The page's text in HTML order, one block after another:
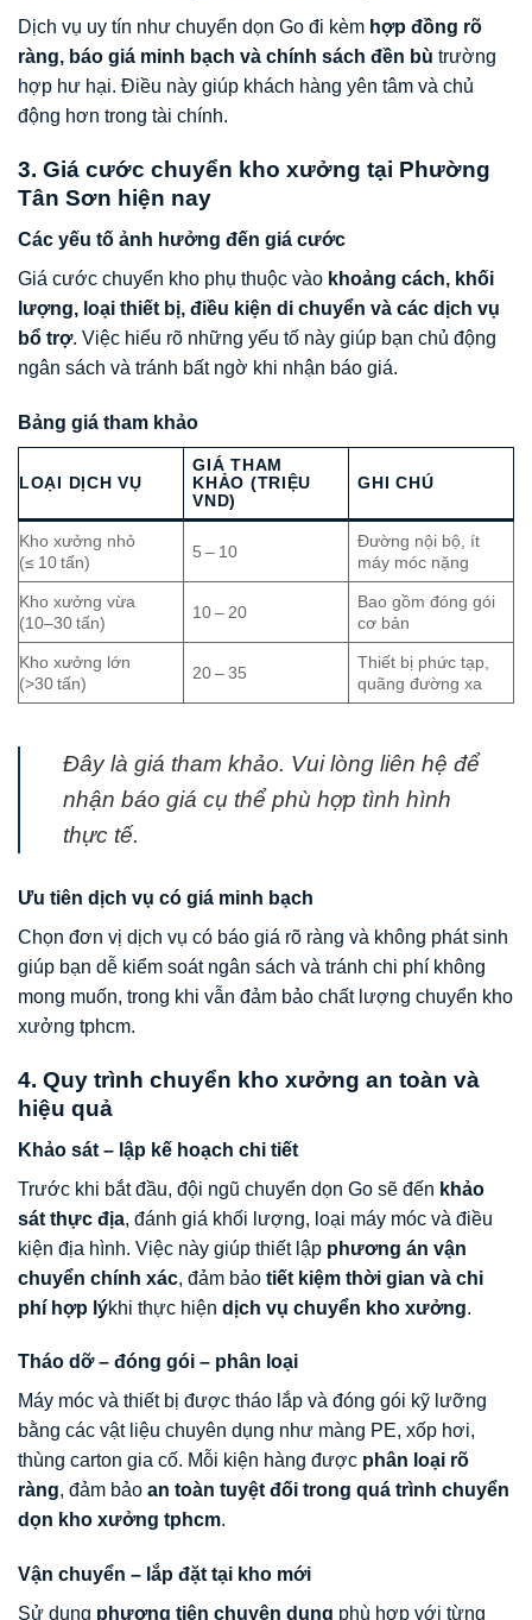
Dịch vụ uy tín như chuyển dọn Go đi kèm hợp đồng rõ
ràng, báo giá minh bạch và chính sách đền bù trường
hợp hư hại. Điều này giúp khách hàng yên tâm và chủ
động hơn trong tài chính.
3. Giá cước chuyển kho xưởng tại Phường
Tân Sơn hiện nay
Các yếu tố ảnh hưởng đến giá cước
Giá cước chuyển kho phụ thuộc vào khoảng cách, khối
lượng, loại thiết bị, điều kiện di chuyển và các dịch vụ
bổ trợ. Việc hiểu rõ những yếu tố này giúp bạn chủ động
ngân sách và tránh bất ngờ khi nhận báo giá.
Bảng giá tham khảo
LOẠI DỊCH VỤ
GIÁ THAM
KHẢO (TRIỆU
VND)
GHI CHÚ
Kho xưởng nhỏ
(≤ 10 tấn)
5 – 10
Đường nội bộ, ít
máy móc nặng
Kho xưởng vừa
(10–30 tấn)
10 – 20
Bao gồm đóng gói
cơ bản
Kho xưởng lớn
(>30 tấn)
20 – 35
Thiết bị phức tạp,
quãng đường xa
Đây là giá tham khảo. Vui lòng liên hệ để
nhận báo giá cụ thể phù hợp tình hình
thực tế.
Ưu tiên dịch vụ có giá minh bạch
Chọn đơn vị dịch vụ có báo giá rõ ràng và không phát sinh
giúp bạn dễ kiểm soát ngân sách và tránh chi phí không
mong muốn, trong khi vẫn đảm bảo chất lượng chuyển kho
xưởng tphcm.
4. Quy trình chuyển kho xưởng an toàn và
hiệu quả
Khảo sát – lập kế hoạch chi tiết
Trước khi bắt đầu, đội ngũ chuyển dọn Go sẽ đến khảo
sát thực địa, đánh giá khối lượng, loại máy móc và điều
kiện địa hình. Việc này giúp thiết lập phương án vận
chuyển chính xác, đảm bảo tiết kiệm thời gian và chi
phí hợp lýkhi thực hiện dịch vụ chuyển kho xưởng.
Tháo dỡ – đóng gói – phân loại
Máy móc và thiết bị được tháo lắp và đóng gói kỹ lưỡng
bằng các vật liệu chuyên dụng như màng PE, xốp hơi,
thùng carton gia cố. Mỗi kiện hàng được phân loại rõ
ràng, đảm bảo an toàn tuyệt đối trong quá trình chuyển
dọn kho xưởng tphcm.
Vận chuyển – lắp đặt tại kho mới
Sử dụng phương tiện chuyên dụng phù hợp với từng